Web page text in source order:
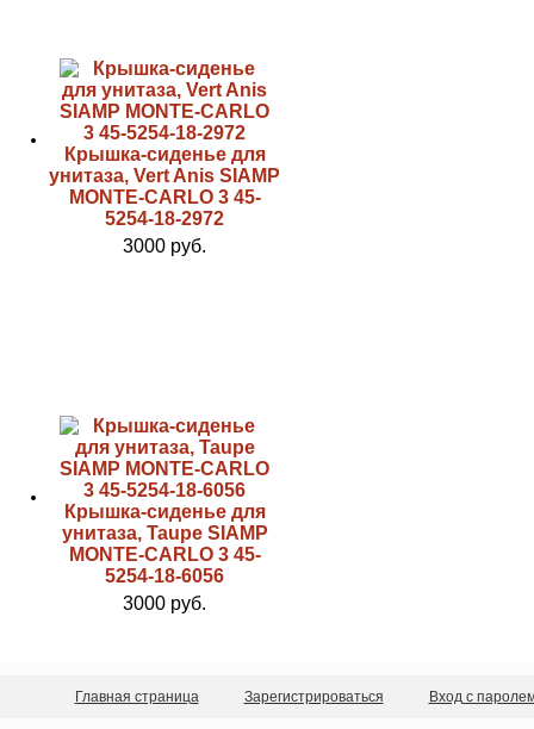
Крышка-сиденье для
унитаза, Vert Anis SIAMP
MONTE-CARLO 3 45-
5254-18-2972
3000 руб.
Крышка-сиденье для
унитаза, Taupe SIAMP
MONTE-CARLO 3 45-
5254-18-6056
3000 руб.
Главная страница Зарегистрироваться Вход с